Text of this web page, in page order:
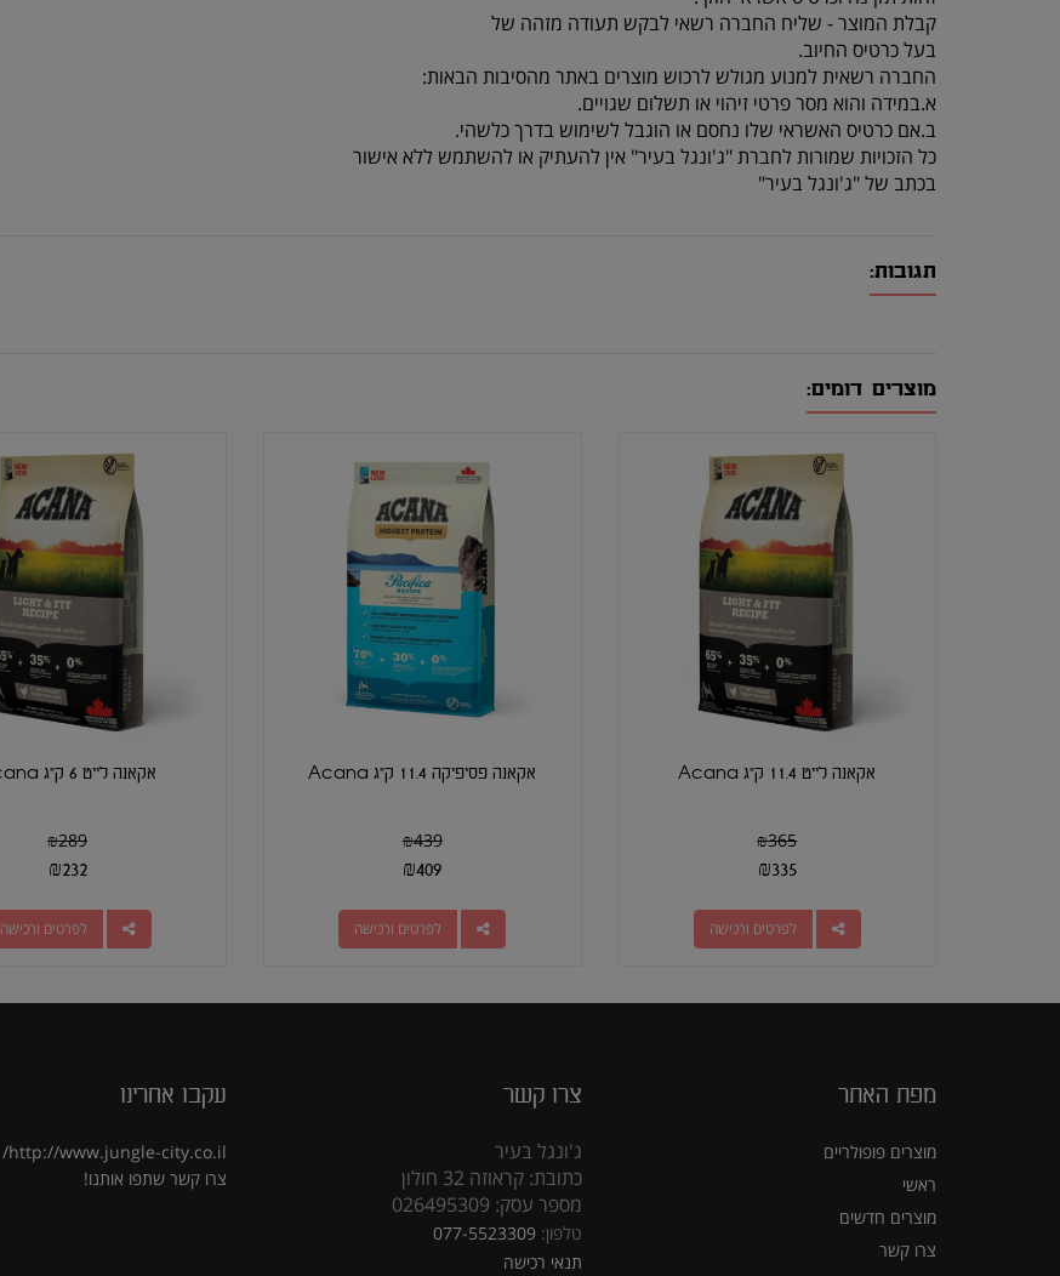
קבלת המוצר - שליח החברה רשאי לבקש תעודה מזהה של
בעל כרטיס החיוב.
החברה רשאית למנוע מגולש לרכוש מוצרים באתר מהסיבות הבאות:
א.במידה והוא מסר פרטי זיהוי או תשלום שגויים.
ב.אם כרטיס האשראי שלו נחסם או הוגבל לשימוש בדרך כלשהי.
כל הזכויות שמורות לחברת "ג'ונגל בעיר" אין להעתיק או להשתמש ללא אישור
בכתב של "ג'ונגל בעיר"
תגובות:
מוצרים דומים:
אקאנה לייט 11.4 ק"ג Acana
₪365
₪335
לפרטים ורכישה
אקאנה פסיפיקה 11.4 ק"ג Acana
₪439
₪409
לפרטים ורכישה
אקאנה לייט 6 ק"ג Acana
₪289
₪232
לפרטים ורכישה
מפת האתר
מוצרים פופולריים
ראשי
מוצרים חדשים
צרו קשר
צרו קשר
ג'ונגל בעיר
כתובת: קראוזה 32 חולון
מספר עסק: 026495309
טלפון: 077-5523309
תנאי רכישה
עקבו אחרינו
http://www.jungle-city.co.il/
צרו קשר שתפו אותנו!